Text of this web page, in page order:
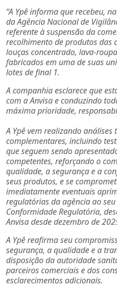
“A Ypê informa que recebeu,
da Agência Nacional de
referente à suspensão da
recolhimento de produtos das
louças concentrado, lava-
fabricados em uma de suas
lotes de final 1.
A companhia esclarece que
com a Anvisa e conduzindo
máxima prioridade,
A Ypê vem realizando análises
complementares, incluindo
que seguem sendo
competentes, reforçando o
qualidade, a segurança e a
seus produtos, e se
imediatamente eventuais
regulatórias da agência ao seu
Conformidade Regulatória,
Anvisa desde dezembro de
A Ypê reafirma seu
segurança, a qualidade e a
disposição da autoridade
parceiros comerciais e dos
esclarecimentos adicionais.